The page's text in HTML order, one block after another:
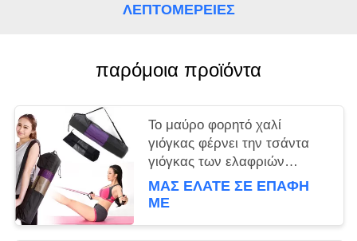
ΛΕΠΤΟΜΈΡΕΙΕΣ
παρόμοια προϊόντα
Το μαύρο φορητό χαλί
γιόγκας φέρνει την τσάντα
γιόγκας των ελαφριών
νάυλον γυναικών Pilates
τσαντών
ΜΑΣ ΕΛΆΤΕ ΣΕ ΕΠΑΦΉ
ΜΕ